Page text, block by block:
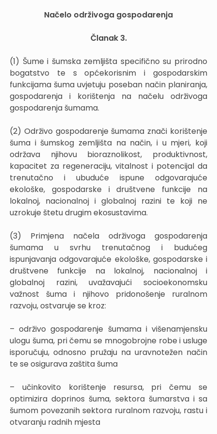
Načelo održivoga gospodarenja
Članak 3.
(1) Šume i šumska zemljišta specifično su prirodno
bogatstvo te s općekorisnim i gospodarskim
funkcijama šuma uvjetuju poseban način planiranja,
gospodarenja i korištenja na načelu održivoga
gospodarenja šumama.
(2) Održivo gospodarenje šumama znači korištenje
šuma i šumskog zemljišta na način, i u mjeri, koji
održava njihovu bioraznolikost, produktivnost,
kapacitet za regeneraciju, vitalnost i potencijal da
trenutačno i ubuduće ispune odgovarajuće
ekološke, gospodarske i društvene funkcije na
lokalnoj, nacionalnoj i globalnoj razini te koji ne
uzrokuje štetu drugim ekosustavima.
(3) Primjena načela održivoga gospodarenja
šumama u svrhu trenutačnog i budućeg
ispunjavanja odgovarajuće ekološke, gospodarske i
društvene funkcije na lokalnoj, nacionalnoj i
globalnoj razini, uvažavajući socioekonomsku
važnost šuma i njihovo pridonošenje ruralnom
razvoju, ostvaruje se kroz:
– održivo gospodarenje šumama i višenamjensku
ulogu šuma, pri čemu se mnogobrojne robe i usluge
isporučuju, odnosno pružaju na uravnotežen način
te se osigurava zaštita šuma
– učinkovito korištenje resursa, pri čemu se
optimizira doprinos šuma, sektora šumarstva i sa
šumom povezanih sektora ruralnom razvoju, rastu i
otvaranju radnih mjesta